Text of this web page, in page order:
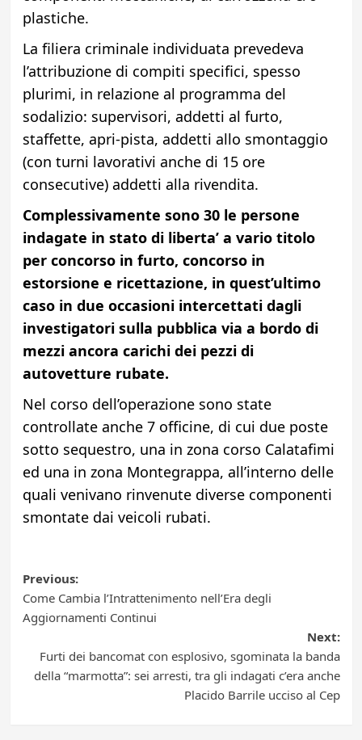
plastiche.
La filiera criminale individuata prevedeva
l’attribuzione di compiti specifici, spesso
plurimi, in relazione al programma del
sodalizio: supervisori, addetti al furto,
staffette, apri-pista, addetti allo smontaggio
(con turni lavorativi anche di 15 ore
consecutive) addetti alla rivendita.
Complessivamente sono 30 le persone
indagate in stato di liberta’ a vario titolo
per concorso in furto, concorso in
estorsione e ricettazione, in quest’ultimo
caso in due occasioni intercettati dagli
investigatori sulla pubblica via a bordo di
mezzi ancora carichi dei pezzi di
autovetture rubate.
Nel corso dell’operazione sono state
controllate anche 7 officine, di cui due poste
sotto sequestro, una in zona corso Calatafimi
ed una in zona Montegrappa, all’interno delle
quali venivano rinvenute diverse componenti
smontate dai veicoli rubati.
Post
navigation
Previous:
Come Cambia l’Intrattenimento nell’Era degli
Aggiornamenti Continui
Next:
Furti dei bancomat con esplosivo, sgominata la banda
della “marmotta”: sei arresti, tra gli indagati c’era anche
Placido Barrile ucciso al Cep